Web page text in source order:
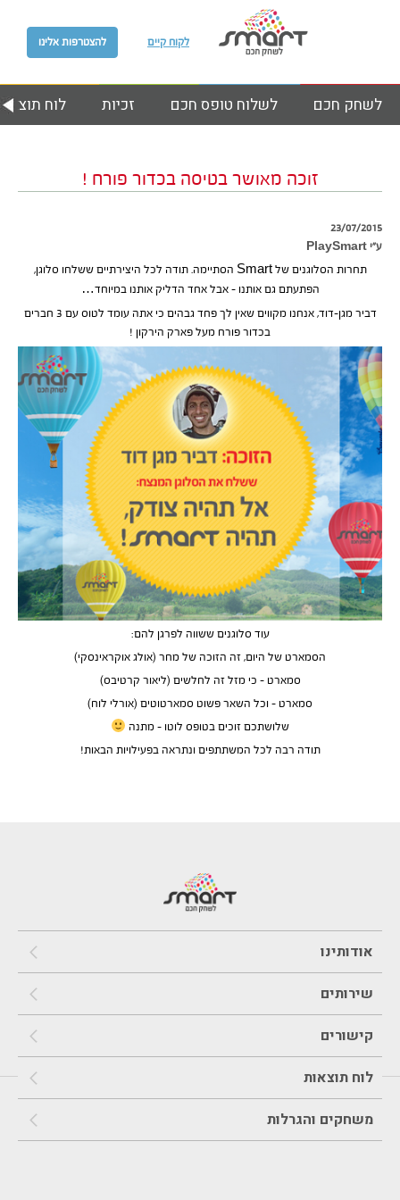
להצטרפות אלינו לקוח קיים
לוח זכיות לשלוח טופס חכם לשחק חכם
זוכה מאושר בטיסה בכדור פורח !
23/07/2015
ע״י PlaySmart
תחרות הסלוגנים של Smart הסתיימה. תודה לכל היצירתיים ששלחו סלוגן,
הפתעתם גם אותנו – אבל אחד הדליק אותנו במיוחד…
דביר מגן-דוד, אנחנו מקווים שאין לך פחד גבהים כי אתה עומד לטוס עם 3 חברים
בכדור פורח מעל פארק הירקון !
עוד סלוגנים ששווה לפרגן להם:
הסמארט של היום, זה הזוכה של מחר (אולג אוקראינסקי)
סמארט – כי מזל זה לחלשים (ליאור קרטיבס)
סמארט – וכל השאר פשוט סמארטוטים (אורלי לוח)
שלושתכם זוכים בטופס לוטו – מתנה
תודה רבה לכל המשתתפים ונתראה בפעילויות הבאות!
אודותינו
שירותים
קישורים
לוח תוצאות
משחקים והגרלות